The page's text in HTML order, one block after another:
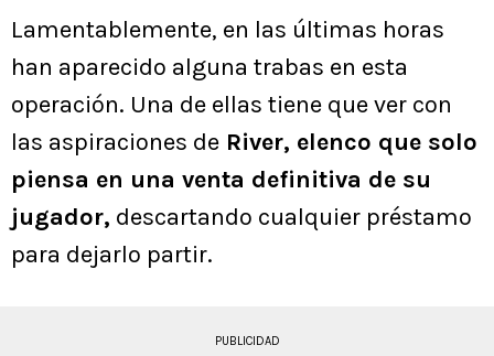
Lamentablemente, en las últimas horas
han aparecido alguna trabas en esta
operación. Una de ellas tiene que ver con
las aspiraciones de River, elenco que solo
piensa en una venta definitiva de su
jugador, descartando cualquier préstamo
para dejarlo partir.
PUBLICIDAD